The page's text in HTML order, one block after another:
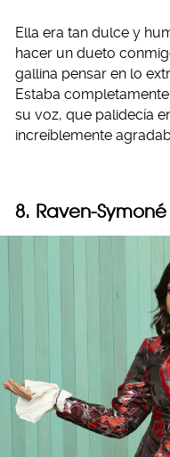
Ella era tan dulce y
hacer un dueto
gallina pensar en lo
Estaba
su voz, que palidecía
increíblemente
8. Raven-Symoné